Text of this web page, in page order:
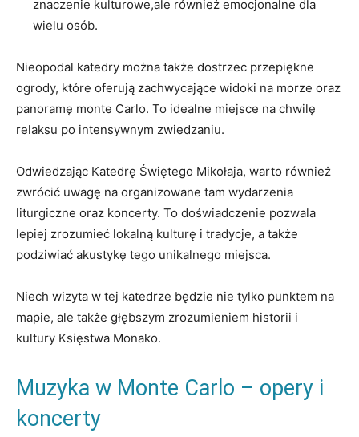
znaczenie kulturowe,ale⁣ również ⁢emocjonalne dla
wielu osób.
Nieopodal⁣ katedry można także dostrzec przepiękne
ogrody, ⁢które oferują ​zachwycające widoki na‍ morze‍ oraz
panoramę monte Carlo. To idealne miejsce na chwilę
relaksu po intensywnym zwiedzaniu.
Odwiedzając Katedrę Świętego ‌Mikołaja, warto ⁢również
zwrócić uwagę na organizowane⁤ tam wydarzenia
liturgiczne oraz koncerty. To⁤ doświadczenie pozwala
lepiej zrozumieć lokalną ⁢kulturę i tradycje, a ​także
‌podziwiać akustykę tego unikalnego miejsca.
Niech wizyta w tej‍ katedrze będzie nie tylko punktem na
‍mapie, ale także ‍głębszym zrozumieniem historii i
kultury Księstwa Monako.
Muzyka w ​Monte Carlo⁤ – opery⁤ i
koncerty